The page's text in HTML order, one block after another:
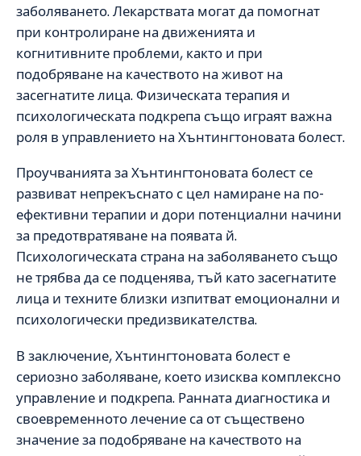
заболяването. Лекарствата могат да помогнат
при контролиране на движенията и
когнитивните проблеми, както и при
подобряване на качеството на живот на
засегнатите лица. Физическата терапия и
психологическата подкрепа също играят важна
роля в управлението на Хънтингтоновата болест.
Проучванията за Хънтингтоновата болест се
развиват непрекъснато с цел намиране на по-
ефективни терапии и дори потенциални начини
за предотвратяване на появата й.
Психологическата страна на заболяването също
не трябва да се подценява, тъй като засегнатите
лица и техните близки изпитват емоционални и
психологически предизвикателства.
В заключение, Хънтингтоновата болест е
сериозно заболяване, което изисква комплексно
управление и подкрепа. Ранната диагностика и
своевременното лечение са от съществено
значение за подобряване на качеството на